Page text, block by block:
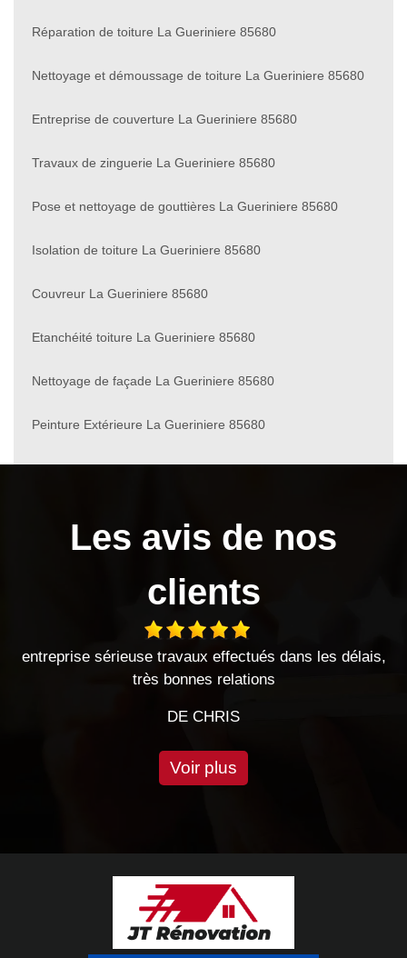
Réparation de toiture La Gueriniere 85680
Nettoyage et démoussage de toiture La Gueriniere 85680
Entreprise de couverture La Gueriniere 85680
Travaux de zinguerie La Gueriniere 85680
Pose et nettoyage de gouttières La Gueriniere 85680
Isolation de toiture La Gueriniere 85680
Couvreur La Gueriniere 85680
Etanchéité toiture La Gueriniere 85680
Nettoyage de façade La Gueriniere 85680
Peinture Extérieure La Gueriniere 85680
Les avis de nos
clients
effectués dans les délais,
Très bon travail
Voir plus